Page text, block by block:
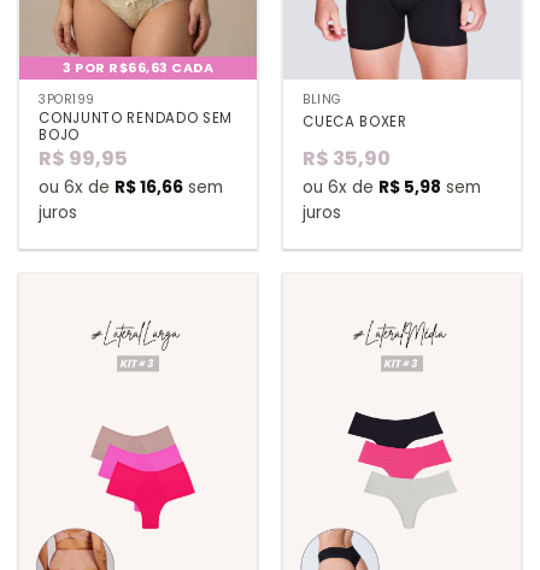
3 POR R$66,63 CADA
3POR199
CONJUNTO RENDADO SEM
BOJO
R$ 99,95
ou 6x de R$16,66 sem
juros
BLING
CUECA BOXER
R$ 35,90
ou 6x de R$ 5,98 sem
juros